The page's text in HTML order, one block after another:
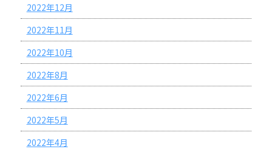
2022年12月
2022年11月
2022年10月
2022年8月
2022年6月
2022年5月
2022年4月